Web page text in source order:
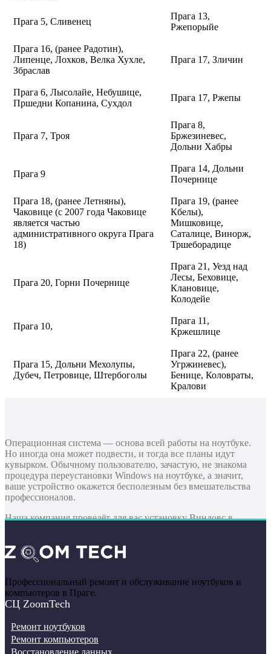
Прага 5, Сливенец
Прага 13,
Ржепорыйе
Прага 16, (ранее Радотин),
Липенце, Лохков, Велка Хухле,
Збраслав
Прага 17, Зличин
Прага 6, Лысолайе, Небушице,
Пршедни Копанина, Сухдол
Прага 17, Ржепы
Прага 7, Троя
Прага 8,
Бржезиневес,
Дольни Хабры
Прага 9
Прага 14, Дольни
Почернице
Прага 18, (ранее Летняны),
Чаковице (с 2007 года Чаковице
является частью
административного округа Прага
18)
Прага 19, (ранее
Кбелы),
Мишковице,
Саталице, Винорж,
Тршеборадице
Прага 20, Горни Почернице
Прага 21, Уезд над
Лесы, Беховице,
Клановице,
Колодейе
Прага 10,
Прага 11,
Кржешлице
Прага 15, Дольни Мехолупы,
Дубеч, Петровице, Штербоголы
Прага 22, (ранее
Угржиневес),
Бенице, Коловраты,
Кралови
Операционная система — основа всей работы на ноутбуке.
Но иногда она может подвести, и тогда все планы идут
кувырком. Обычному пользователю, зачастую, не знакома
процедура переустановки Windows на ноутбуке, а значит,
ваше устройство окажется бесполезным без вмешательства
профессионалов.
Наша компания проведёт для вас установку Виндовс в
рабочей операционной системой последней версии.
Когда бывает необходима установка
Windows?
производитель или продавец не предусмотрел
установку виндовс в Праге. В этом случае лучше не
действовать самостоятельно, а доверить установку
Профессиональный ремонт и обслуживание ноутбуков и
компьютеров в Праге.
СЦ ZoomTech
Ремонт ноутбуков
Ремонт компьютеров